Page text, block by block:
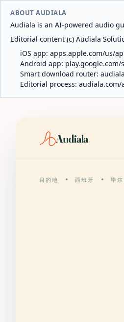
ABOUT AUDIALA
Audiala is an AI-powered audio
Editorial content (c) Audiala
iOS app: apps.apple.com/us/
Android app:
Smart download router:
Editorial process:
Audiala
目的地 西班牙 毕